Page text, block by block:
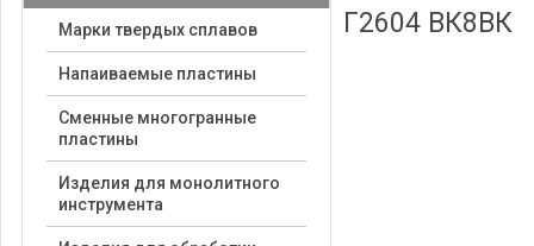
Марки твердых сплавов
Напаиваемые пластины
Cменные многогранные
пластины
Изделия для монолитного
инструмента
Г2604 ВК8ВК